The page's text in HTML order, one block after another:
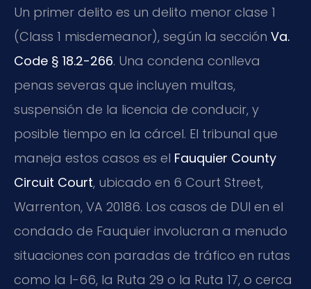
Un primer delito es un delito menor clase 1
(Class 1 misdemeanor), según la sección Va.
Code § 18.2-266. Una condena conlleva
penas severas que incluyen multas,
suspensión de la licencia de conducir, y
posible tiempo en la cárcel. El tribunal que
maneja estos casos es el Fauquier County
Circuit Court, ubicado en 6 Court Street,
Warrenton, VA 20186. Los casos de DUI en el
condado de Fauquier involucran a menudo
situaciones con paradas de tráfico en rutas
como la I-66, la Ruta 29 o la Ruta 17, o cerca